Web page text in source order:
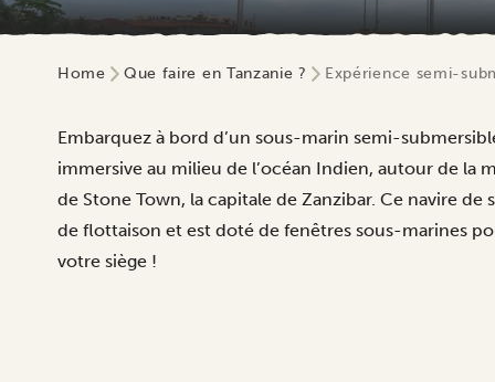
Home Que faire en Tanzanie ? Expérience semi-
Embarquez à bord d’un sous-marin semi-
immersive au milieu de l’océan Indien, autour de la
de Stone Town, la capitale de Zanzibar. Ce navire de
de flottaison et est doté de fenêtres sous-marines
votre siège !